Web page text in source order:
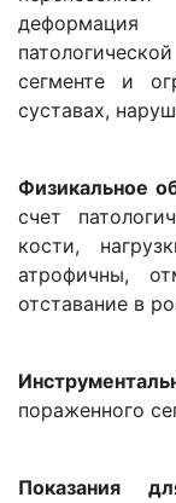
сегменте и
суставах,
Физикальное
счет
кости,
атрофичны,
отставание в
пораженного
Показания